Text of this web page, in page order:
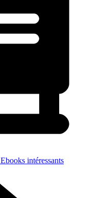
Ebooks intéressants